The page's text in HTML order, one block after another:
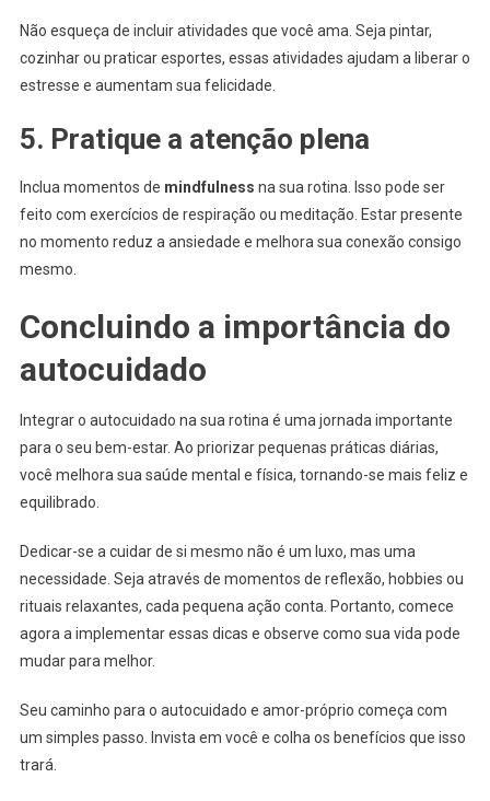
Não esqueça de incluir atividades que você ama. Seja pintar,
cozinhar ou praticar esportes, essas atividades ajudam a liberar o
estresse e aumentam sua felicidade.
5. Pratique a atenção plena
Inclua momentos de mindfulness na sua rotina. Isso pode ser
feito com exercícios de respiração ou meditação. Estar presente
no momento reduz a ansiedade e melhora sua conexão consigo
mesmo.
Concluindo a importância do
autocuidado
Integrar o autocuidado na sua rotina é uma jornada importante
para o seu bem-estar. Ao priorizar pequenas práticas diárias,
você melhora sua saúde mental e física, tornando-se mais feliz e
equilibrado.
Dedicar-se a cuidar de si mesmo não é um luxo, mas uma
necessidade. Seja através de momentos de reflexão, hobbies ou
rituais relaxantes, cada pequena ação conta. Portanto, comece
agora a implementar essas dicas e observe como sua vida pode
mudar para melhor.
Seu caminho para o autocuidado e amor-próprio começa com
um simples passo. Invista em você e colha os benefícios que isso
trará.